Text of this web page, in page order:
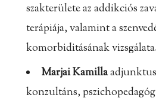
szakterülete az addikciós
terápiája, valamint a
komorbiditásának
Marjai Kamilla
konzultáns,